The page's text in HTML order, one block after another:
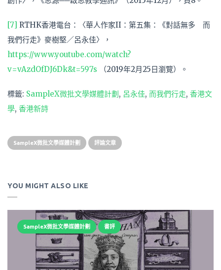
[7] RTHK香港電台：〈華人作家II：第五集：《對話無多 而
我們行走》麥樹堅／呂永佳〉，
https://www.youtube.com/watch?
v=vAzdOfDJ6Dk&t=597s （2019年2月25日瀏覽）。
標籤: SampleX微批文學媒體計劃, 呂永佳, 而我們行走, 香港文
學, 香港新詩
SampleX微批文學媒體計劃 評論文章
YOU MIGHT ALSO LIKE
SampleX微批文學媒體計劃 書評